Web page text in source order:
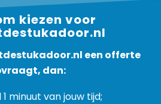
kiezen voor
een offerte
dan:
minuut van jouw tijd;